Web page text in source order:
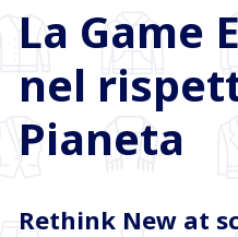
La Game
nel
Pianeta
Rethink New at